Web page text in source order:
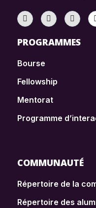
PROGRAMMES
Bourse
Fellowship
Mentorat
Programme
COMMUNAUTÉ
Répertoire de la
Répertoire des